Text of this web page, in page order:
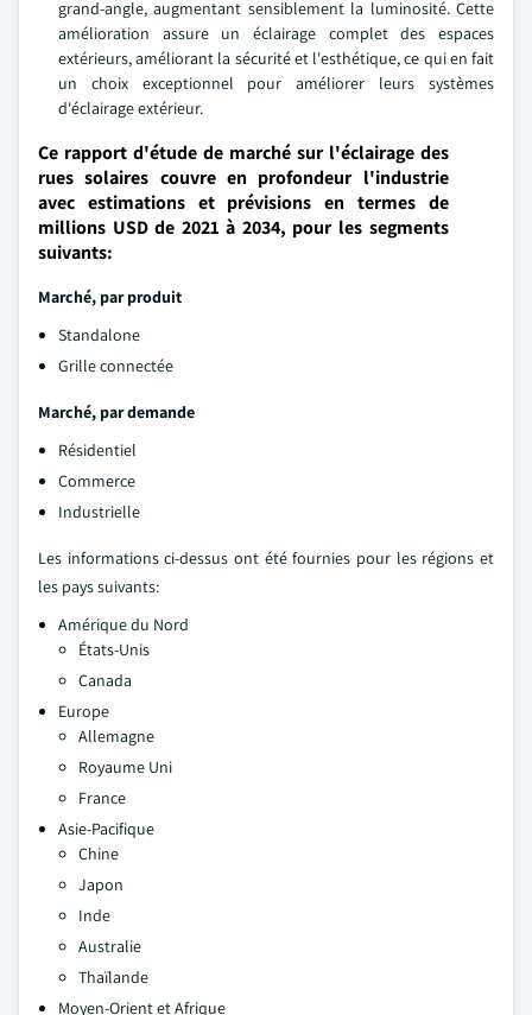
grand-angle, augmentant sensiblement la luminosité. Cette
amélioration assure un éclairage complet des espaces
extérieurs, améliorant la sécurité et l'esthétique, ce qui en fait
un choix exceptionnel pour améliorer leurs systèmes
d'éclairage extérieur.
Ce rapport d'étude de marché sur l'éclairage des
rues solaires couvre en profondeur l'industrie
avec estimations et prévisions en termes de
millions USD de 2021 à 2034, pour les segments
suivants:
Marché, par produit
Standalone
Grille connectée
Marché, par demande
Résidentiel
Commerce
Industrielle
Les informations ci-dessus ont été fournies pour les régions et
les pays suivants:
Amérique du Nord
États-Unis
Canada
Europe
Allemagne
Royaume Uni
France
Asie-Pacifique
Chine
Japon
Inde
Australie
Thaïlande
Moyen-Orient et Afrique